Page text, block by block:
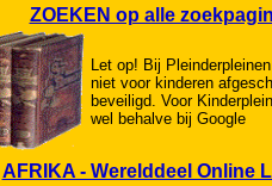
ZOEKEN op alle
Let op! Bij
niet voor kinderen
beveiligd. Voor
wel behalve bij Google
AFRIKA - Werelddeel Online